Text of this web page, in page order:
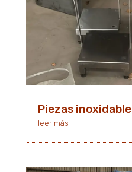
Piezas inoxidable
leer más